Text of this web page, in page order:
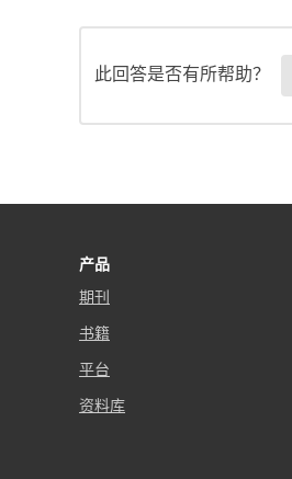
此回答是否有所帮助？
产品
期刊
书籍
平台
资料库